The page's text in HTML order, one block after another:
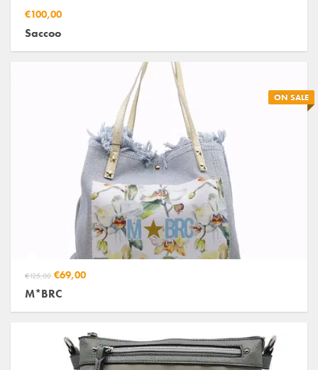
€100,00
Saccoo
ON SALE
€125,00 €69,00
M*BRC